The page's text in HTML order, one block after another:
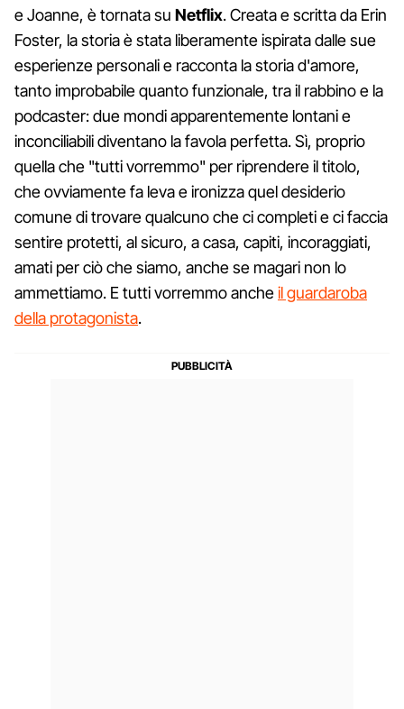
e Joanne, è tornata su Netflix. Creata e scritta da Erin
Foster, la storia è stata liberamente ispirata dalle sue
esperienze personali e racconta la storia d'amore,
tanto improbabile quanto funzionale, tra il rabbino e la
podcaster: due mondi apparentemente lontani e
inconciliabili diventano la favola perfetta. Sì, proprio
quella che "tutti vorremmo" per riprendere il titolo,
che ovviamente fa leva e ironizza quel desiderio
comune di trovare qualcuno che ci completi e ci faccia
sentire protetti, al sicuro, a casa, capiti, incoraggiati,
amati per ciò che siamo, anche se magari non lo
ammettiamo. E tutti vorremmo ancheil guardaroba
della protagonista.